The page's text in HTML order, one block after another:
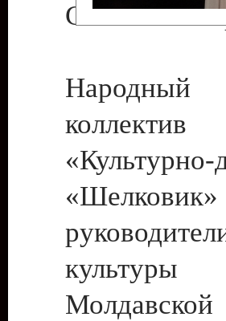
Светлана
Народный